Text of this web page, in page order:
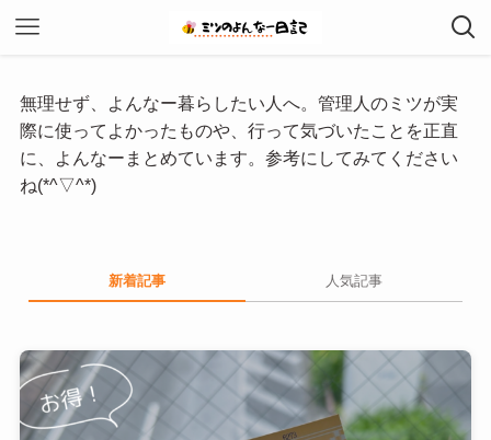
無理せず、よんなー暮らしたい人へ。管理人のミツが実
際に使ってよかったものや、行って気づいたことを正直
に、よんなーまとめています。参考にしてみてください
ね(*^▽^*)
新着記事 人気記事